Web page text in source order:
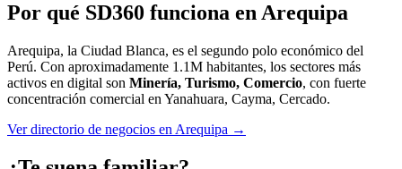
Por qué SD360 funciona en Arequipa
Arequipa, la Ciudad Blanca, es el segundo polo económico del
Perú. Con aproximadamente 1.1M habitantes, los sectores más
activos en digital son Minería, Turismo, Comercio, con fuerte
concentración comercial en Yanahuara, Cayma, Cercado.
Ver directorio de negocios en Arequipa →